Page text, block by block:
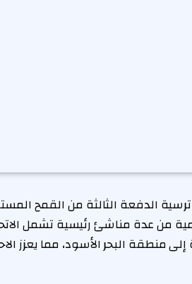
الدفعة الثالثة من القمح
هذه الكمية من عدة مناشئ رئيسية تشمل
منطقة البحر الأسود، مما يعزز